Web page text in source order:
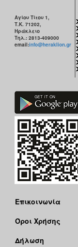
ΓΙΑ...Αγίου Τίτου 1,
Τ.Κ. 71202,
Ηράκλειο
Τηλ.: 2813-409000
email:info@heraklion.gr
Επικοινωνία
Όροι Χρήσης
Δήλωση